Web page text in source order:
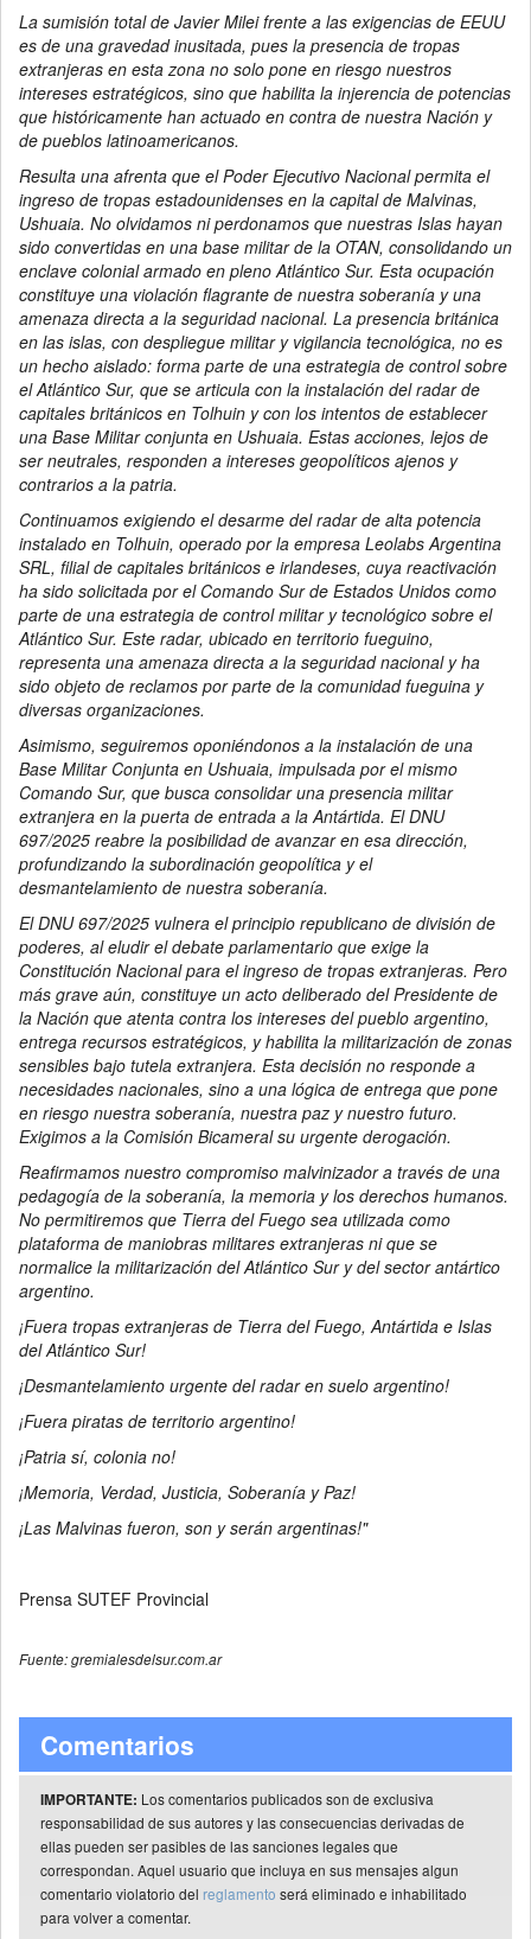
La sumisión total de Javier Milei frente a las exigencias de EEUU
es de una gravedad inusitada, pues la presencia de tropas
extranjeras en esta zona no solo pone en riesgo nuestros
intereses estratégicos, sino que habilita la injerencia de potencias
que históricamente han actuado en contra de nuestra Nación y
de pueblos latinoamericanos.
Resulta una afrenta que el Poder Ejecutivo Nacional permita el
ingreso de tropas estadounidenses en la capital de Malvinas,
Ushuaia. No olvidamos ni perdonamos que nuestras Islas hayan
sido convertidas en una base militar de la OTAN, consolidando un
enclave colonial armado en pleno Atlántico Sur. Esta ocupación
constituye una violación flagrante de nuestra soberanía y una
amenaza directa a la seguridad nacional. La presencia británica
en las islas, con despliegue militar y vigilancia tecnológica, no es
un hecho aislado: forma parte de una estrategia de control sobre
el Atlántico Sur, que se articula con la instalación del radar de
capitales británicos en Tolhuin y con los intentos de establecer
una Base Militar conjunta en Ushuaia. Estas acciones, lejos de
ser neutrales, responden a intereses geopolíticos ajenos y
contrarios a la patria.
Continuamos exigiendo el desarme del radar de alta potencia
instalado en Tolhuin, operado por la empresa Leolabs Argentina
SRL, filial de capitales británicos e irlandeses, cuya reactivación
ha sido solicitada por el Comando Sur de Estados Unidos como
parte de una estrategia de control militar y tecnológico sobre el
Atlántico Sur. Este radar, ubicado en territorio fueguino,
representa una amenaza directa a la seguridad nacional y ha
sido objeto de reclamos por parte de la comunidad fueguina y
diversas organizaciones.
Asimismo, seguiremos oponiéndonos a la instalación de una
Base Militar Conjunta en Ushuaia, impulsada por el mismo
Comando Sur, que busca consolidar una presencia militar
extranjera en la puerta de entrada a la Antártida. El DNU
697/2025 reabre la posibilidad de avanzar en esa dirección,
profundizando la subordinación geopolítica y el
desmantelamiento de nuestra soberanía.
El DNU 697/2025 vulnera el principio republicano de división de
poderes, al eludir el debate parlamentario que exige la
Constitución Nacional para el ingreso de tropas extranjeras. Pero
más grave aún, constituye un acto deliberado del Presidente de
la Nación que atenta contra los intereses del pueblo argentino,
entrega recursos estratégicos, y habilita la militarización de zonas
sensibles bajo tutela extranjera. Esta decisión no responde a
necesidades nacionales, sino a una lógica de entrega que pone
en riesgo nuestra soberanía, nuestra paz y nuestro futuro.
Exigimos a la Comisión Bicameral su urgente derogación.
Reafirmamos nuestro compromiso malvinizador a través de una
pedagogía de la soberanía, la memoria y los derechos humanos.
No permitiremos que Tierra del Fuego sea utilizada como
plataforma de maniobras militares extranjeras ni que se
normalice la militarización del Atlántico Sur y del sector antártico
argentino.
¡Fuera tropas extranjeras de Tierra del Fuego, Antártida e Islas
del Atlántico Sur!
¡Desmantelamiento urgente del radar en suelo argentino!
¡Fuera piratas de territorio argentino!
¡Patria sí, colonia no!
¡Memoria, Verdad, Justicia, Soberanía y Paz!
¡Las Malvinas fueron, son y serán argentinas!"
Prensa SUTEF Provincial
Fuente: gremialesdelsur.com.ar
Comentarios
IMPORTANTE: Los comentarios publicados son de exclusiva
responsabilidad de sus autores y las consecuencias derivadas de
ellas pueden ser pasibles de las sanciones legales que
correspondan. Aquel usuario que incluya en sus mensajes algun
comentario violatorio del reglamento será eliminado e inhabilitado
para volver a comentar.